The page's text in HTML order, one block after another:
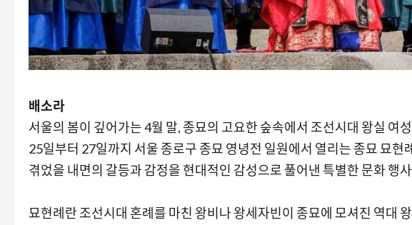
배소라
서울의 봄이 깊어가는 4월 말, 종묘의 고요한 숲속에서 조선시대 왕실 여
25일부터 27일까지 서울 종로구 종묘 영녕전 일원에서 열리는 종묘 묘현
겪었을 내면의 갈등과 감정을 현대적인 감성으로 풀어낸 특별한 문화 행
묘현례란 조선시대 혼례를 마친 왕비나 왕세자빈이 종묘에 모셔진 역대